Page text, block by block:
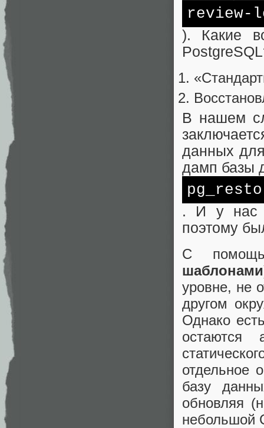
review-
). Какие
В нашем
данных
дамп базы
. И у нас
поэтому
С
шаблонами
уровне, не
другом
Однако
остаются
отдельное
базу
обновляя
небольшой